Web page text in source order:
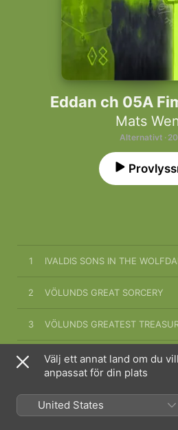
Eddan ch 05A
Mats
Alternativt ·
1 IVALDIS SONS IN THE
2 VÖLUNDS GREAT SORCERY
3 VÖLUNDS GREATEST
4 DECLINE OF THE WORLD
6 MIGRATION FROM THE NORTH
Välj ett annat land om du
anpassat för din plats
United States